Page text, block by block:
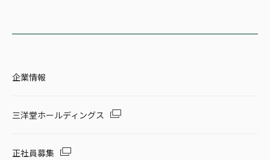
企業情報
三洋堂ホールディングス
正社員募集